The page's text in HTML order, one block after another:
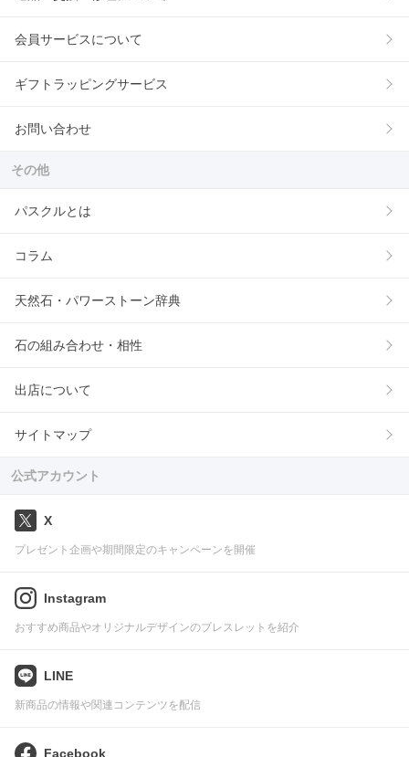
会員サービスについて
ギフトラッピングサービス
お問い合わせ
その他
パスクルとは
コラム
天然石・パワーストーン辞典
石の組み合わせ・相性
出店について
サイトマップ
公式アカウント
X
プレゼント企画や期間限定のキャンペーンを開催
Instagram
おすすめ商品やオリジナルデザインのブレスレットを紹介
LINE
新商品の情報や関連コンテンツを配信
Facebook